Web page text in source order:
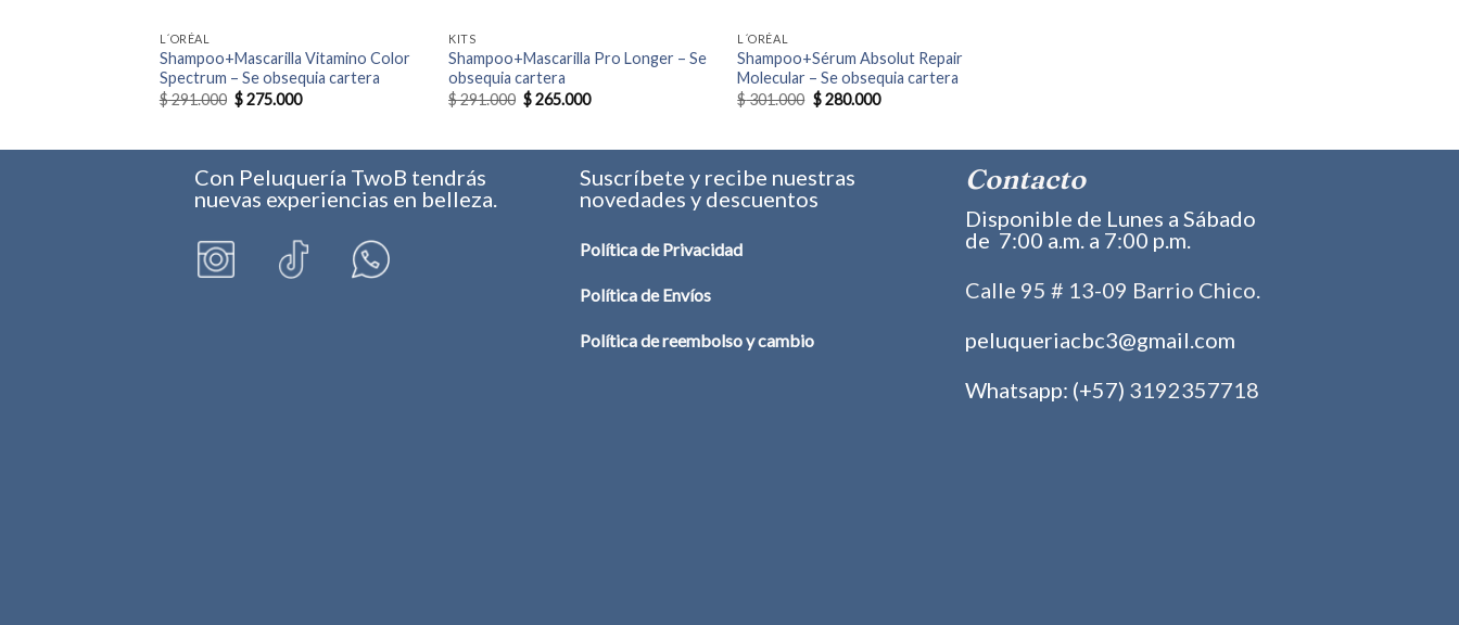
L´ORÉAL
Shampoo+Mascarilla Vitamino Color
Spectrum – Se obsequia cartera
$291.000 El
precio
$275.000El
KITS
Shampoo+Mascarilla Pro Longer – Se
obsequia cartera
$291.000 El
precio
$265.000El
L´ORÉAL
Shampoo+Sérum Absolut Repair
Molecular – Se obsequia cartera
$301.000 El
precio
$280.000El
Con Peluquería TwoB tendrás
nuevas experiencias en belleza.
Suscríbete y recibe nuestras
novedades y descuentos
Política de Privacidad
Política de Envíos
Política de reembolso y cambio
Contacto
Disponible de Lunes a Sábado
de 7:00 a.m. a 7:00 p.m.
Calle 95 # 13-09 Barrio Chico.
peluqueriacbc3@gmail.com
Whatsapp: (+57) 3192357718